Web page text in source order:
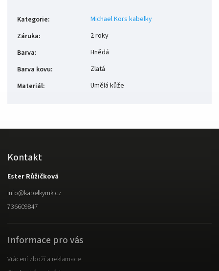
Kategorie:
Michael Kors kabelky
Záruka:
2 roky
Barva:
Hnědá
Barva kovu:
Zlatá
Materiál: Umělá kůže
Kontakt
Ester Růžičková
info@kabelkymk.cz
736609847
Informace pro vás
Vrácení zboží a reklamace